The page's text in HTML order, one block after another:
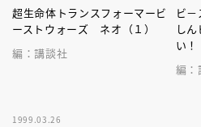
超生命体トランスフォーマービ
ーストウォーズ ネオ（１）
編：講談社
1999.03.26
ビ
し
い！
編：